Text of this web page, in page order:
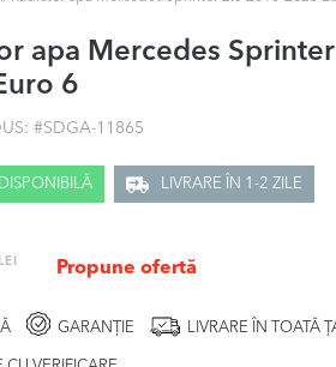
apa Mercedes
6
#SDGA-11865
LIVRARE ÎN 1-2 ZILE
LEI Propune ofertă
GARANȚIE LIVRARE ÎN TOATĂ